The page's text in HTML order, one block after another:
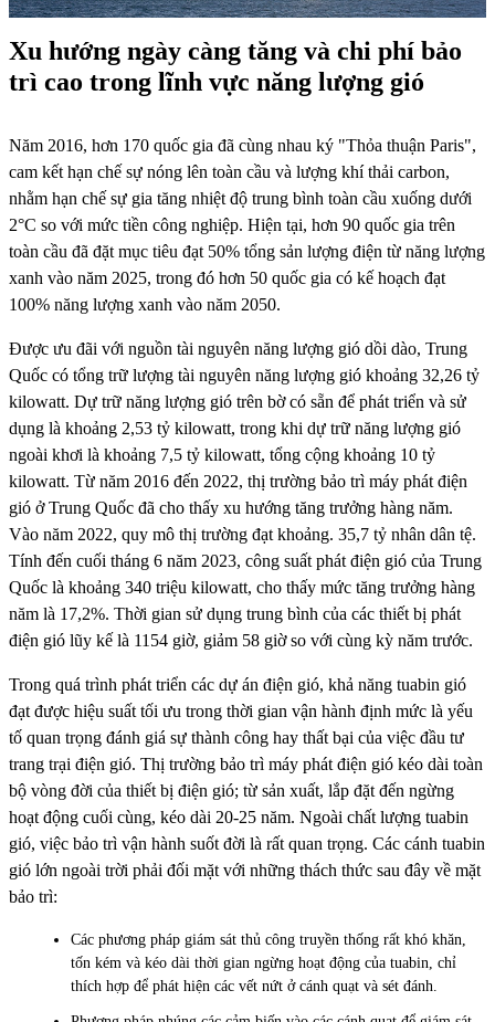
Xu hướng ngày càng tăng và chi phí bảo
trì cao trong lĩnh vực năng lượng gió
Năm 2016, hơn 170 quốc gia đã cùng nhau ký "Thỏa thuận Paris",
cam kết hạn chế sự nóng lên toàn cầu và lượng khí thải carbon,
nhằm hạn chế sự gia tăng nhiệt độ trung bình toàn cầu xuống dưới
2°C so với mức tiền công nghiệp. Hiện tại, hơn 90 quốc gia trên
toàn cầu đã đặt mục tiêu đạt 50% tổng sản lượng điện từ năng lượng
xanh vào năm 2025, trong đó hơn 50 quốc gia có kế hoạch đạt
100% năng lượng xanh vào năm 2050.
Được ưu đãi với nguồn tài nguyên năng lượng gió dồi dào, Trung
Quốc có tổng trữ lượng tài nguyên năng lượng gió khoảng 32,26 tỷ
kilowatt. Dự trữ năng lượng gió trên bờ có sẵn để phát triển và sử
dụng là khoảng 2,53 tỷ kilowatt, trong khi dự trữ năng lượng gió
ngoài khơi là khoảng 7,5 tỷ kilowatt, tổng cộng khoảng 10 tỷ
kilowatt. Từ năm 2016 đến 2022, thị trường bảo trì máy phát điện
gió ở Trung Quốc đã cho thấy xu hướng tăng trưởng hàng năm.
Vào năm 2022, quy mô thị trường đạt khoảng. 35,7 tỷ nhân dân tệ.
Tính đến cuối tháng 6 năm 2023, công suất phát điện gió của Trung
Quốc là khoảng 340 triệu kilowatt, cho thấy mức tăng trưởng hàng
năm là 17,2%. Thời gian sử dụng trung bình của các thiết bị phát
điện gió lũy kế là 1154 giờ, giảm 58 giờ so với cùng kỳ năm trước.
Trong quá trình phát triển các dự án điện gió, khả năng tuabin gió
đạt được hiệu suất tối ưu trong thời gian vận hành định mức là yếu
tố quan trọng đánh giá sự thành công hay thất bại của việc đầu tư
trang trại điện gió. Thị trường bảo trì máy phát điện gió kéo dài toàn
bộ vòng đời của thiết bị điện gió; từ sản xuất, lắp đặt đến ngừng
hoạt động cuối cùng, kéo dài 20-25 năm. Ngoài chất lượng tuabin
gió, việc bảo trì vận hành suốt đời là rất quan trọng. Các cánh tuabin
gió lớn ngoài trời phải đối mặt với những thách thức sau đây về mặt
bảo trì:
Các phương pháp giám sát thủ công truyền thống rất khó khăn,
tốn kém và kéo dài thời gian ngừng hoạt động của tuabin, chỉ
thích hợp để phát hiện các vết nứt ở cánh quạt và sét đánh.